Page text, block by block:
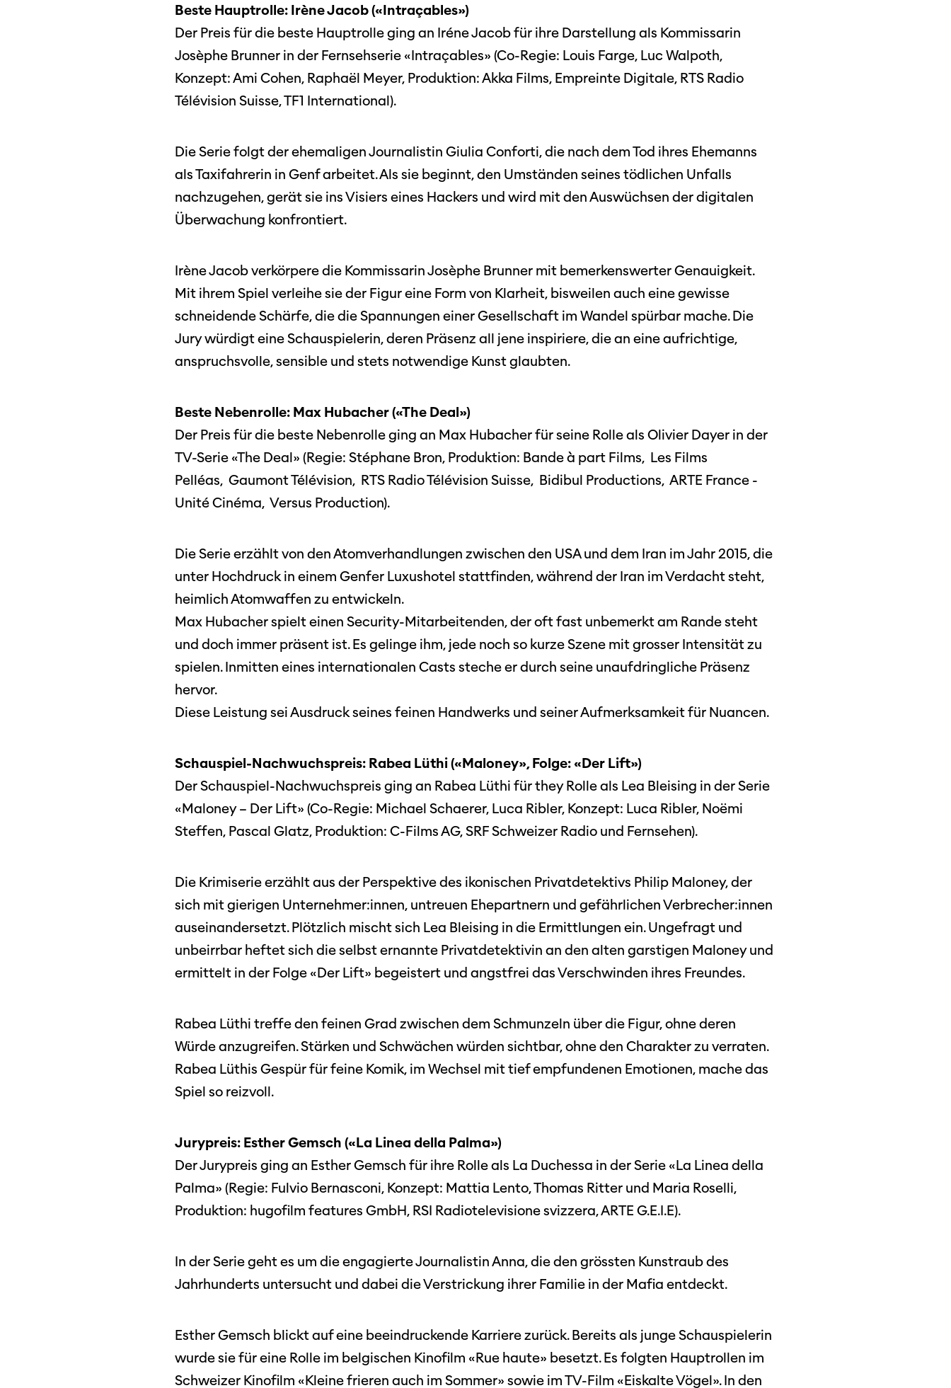
Diese Seite wird mit Internet Explorer
nicht optimal dargestellt. Bitte
verwenden Sie einen anderen Browser.
Programm 61. Ausgabe
Preise und Jurys
Partner:innen
Programmhefte
früherer Ausgaben
Filmschaffende
Filmanmeldung
Untertitelungsfonds
SO PRO
Das Industry-
Medien
Medieninfos
Aktuell
Podcast
Festivalbilder
Facebook
Team
Stellen
Kontakt
Verein
SGSF
Übers Jahr
Locarno
Beste Hauptrolle: Irène Jacob («Intraçables»)
Der Preis für die beste Hauptrolle ging an Iréne Jacob für ihre Darstellung als Kommissarin
Josèphe Brunner in der Fernsehserie «Intraçables» (Co-Regie: Louis Farge, Luc Walpoth,
Konzept: Ami Cohen, Raphaël Meyer, Produktion: Akka Films, Empreinte Digitale, RTS Radio
Télévision Suisse, TF1 International).
Die Serie folgt der ehemaligen Journalistin Giulia Conforti, die nach dem Tod ihres Ehemanns
als Taxifahrerin in Genf arbeitet. Als sie beginnt, den Umständen seines tödlichen Unfalls
nachzugehen, gerät sie ins Visiers eines Hackers und wird mit den Auswüchsen der digitalen
Überwachung konfrontiert.
Irène Jacob verkörpere die Kommissarin Josèphe Brunner mit bemerkenswerter Genauigkeit.
Mit ihrem Spiel verleihe sie der Figur eine Form von Klarheit, bisweilen auch eine gewisse
schneidende Schärfe, die die Spannungen einer Gesellschaft im Wandel spürbar mache. Die
Jury würdigt eine Schauspielerin, deren Präsenz all jene inspiriere, die an eine aufrichtige,
anspruchsvolle, sensible und stets notwendige Kunst glaubten.
Beste Nebenrolle: Max Hubacher («The Deal»)
Der Preis für die beste Nebenrolle ging an Max Hubacher für seine Rolle als Olivier Dayer in der
TV-Serie «The Deal» (Regie: Stéphane Bron, Produktion: Bande à part Films, Les Films
Pelléas, Gaumont Télévision, RTS Radio Télévision Suisse, Bidibul Productions, ARTE France -
Unité Cinéma, Versus Production).
Die Serie erzählt von den Atomverhandlungen zwischen den USA und dem Iran im Jahr 2015, die
unter Hochdruck in einem Genfer Luxushotel stattfinden, während der Iran im Verdacht steht,
heimlich Atomwaffen zu entwickeln.
Max Hubacher spielt einen Security-Mitarbeitenden, der oft fast unbemerkt am Rande steht
und doch immer präsent ist. Es gelinge ihm, jede noch so kurze Szene mit grosser Intensität zu
spielen. Inmitten eines internationalen Casts steche er durch seine unaufdringliche Präsenz
hervor.
Diese Leistung sei Ausdruck seines feinen Handwerks und seiner Aufmerksamkeit für Nuancen.
Schauspiel-Nachwuchspreis: Rabea Lüthi («Maloney», Folge: «Der Lift»)
Der Schauspiel-Nachwuchspreis ging an Rabea Lüthi für they Rolle als Lea Bleising in der Serie
«Maloney – Der Lift» (Co-Regie: Michael Schaerer, Luca Ribler, Konzept: Luca Ribler, Noëmi
Steffen, Pascal Glatz, Produktion: C-Films AG, SRF Schweizer Radio und Fernsehen).
Die Krimiserie erzählt aus der Perspektive des ikonischen Privatdetektivs Philip Maloney, der
sich mit gierigen Unternehmer:innen, untreuen Ehepartnern und gefährlichen Verbrecher:innen
auseinandersetzt. Plötzlich mischt sich Lea Bleising in die Ermittlungen ein. Ungefragt und
unbeirrbar heftet sich die selbst ernannte Privatdetektivin an den alten garstigen Maloney und
ermittelt in der Folge «Der Lift» begeistert und angstfrei das Verschwinden ihres Freundes.
Rabea Lüthi treffe den feinen Grad zwischen dem Schmunzeln über die Figur, ohne deren
Würde anzugreifen. Stärken und Schwächen würden sichtbar, ohne den Charakter zu verraten.
Rabea Lüthis Gespür für feine Komik, im Wechsel mit tief empfundenen Emotionen, mache das
Spiel so reizvoll.
Jurypreis: Esther Gemsch («La Linea della Palma»)
Der Jurypreis ging an Esther Gemsch für ihre Rolle als La Duchessa in der Serie «La Linea della
Palma» (Regie: Fulvio Bernasconi, Konzept: Mattia Lento, Thomas Ritter und Maria Roselli,
Produktion: hugofilm features GmbH, RSI Radiotelevisione svizzera, ARTE G.E.I.E).
In der Serie geht es um die engagierte Journalistin Anna, die den grössten Kunstraub des
Jahrhunderts untersucht und dabei die Verstrickung ihrer Familie in der Mafia entdeckt.
Esther Gemsch blickt auf eine beeindruckende Karriere zurück. Bereits als junge Schauspielerin
wurde sie für eine Rolle im belgischen Kinofilm «Rue haute» besetzt. Es folgten Hauptrollen im
Schweizer Kinofilm «Kleine frieren auch im Sommer» sowie im TV-Film «Eiskalte Vögel». In den